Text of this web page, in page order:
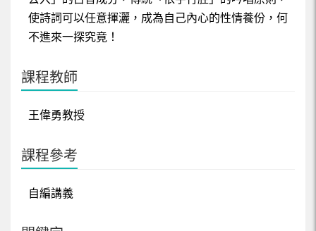
102下閩南文化-第17週
102下閩南文化-第18週
102下閩南文化-第19週
102下閩南文化-第21週
使詩詞可以任意揮灑，成為自己內心的性情養份，何
不進來一探究竟！
課程教師
王偉勇教授
課程參考
自編講義